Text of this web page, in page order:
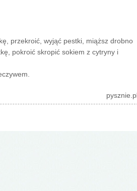
przekroić, wyjąć pestki, miąższ drobno
pokroić skropić sokiem z cytryny i
pysznie.pl